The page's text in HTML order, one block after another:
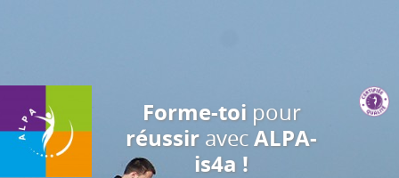
Forme-toipour
réussir avecALPA-
is4a !